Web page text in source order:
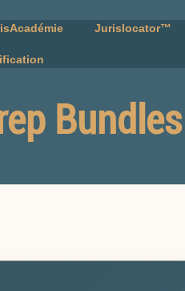
Jurislocator™
Bundles